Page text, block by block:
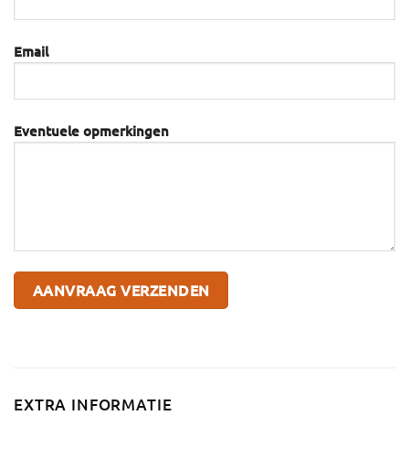
Email
Eventuele opmerkingen
EXTRA INFORMATIE